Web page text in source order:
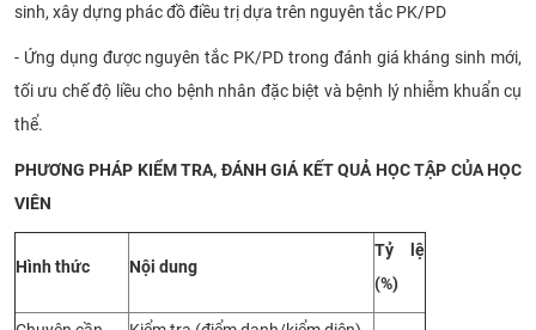
sinh, xây dựng phác đồ điều trị dựa trên nguyên tắc PK/PD
- Ứng dụng được nguyên tắc PK/PD trong đánh giá kháng sinh mới,
tối ưu chế độ liều cho bệnh nhân đặc biệt và bệnh lý nhiễm khuẩn cụ
thể.
PHƯƠNG PHÁP KIỂM TRA, ĐÁNH GIÁ KẾT QUẢ HỌC TẬP CỦA HỌC
VIÊN
Hình thức Nội dung
Tỷ lệ
(%)